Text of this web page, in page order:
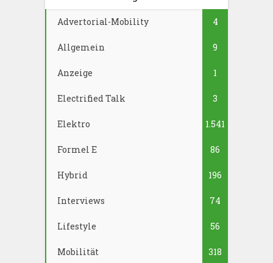
Advertorial-Mobility 4
Allgemein 9
Anzeige 1
Electrified Talk 3
Elektro 1.541
Formel E 86
Hybrid 196
Interviews 74
Lifestyle 56
Mobilität 318